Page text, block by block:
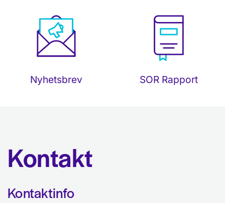
Nyhetsbrev SOR Rapport
Kontakt
Kontaktinfo